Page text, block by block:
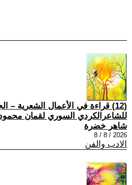
(12) قراءة في الأعمال الشعرية –
للشاعرالكردي السوري لقمان
شاهر خضرة
2026 / 8 / 8
الادب والفن